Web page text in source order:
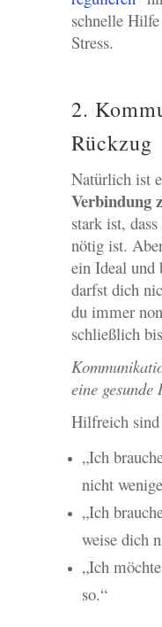
schnelle
Stress.
2.
Rückzug
Natürlich ist
Verbindung
stark ist,
nötig ist.
ein Ideal
darfst dich
du immer
schließlich
eine gesunde
Hilfreich sind
„Ich
nicht
„Ich
weise dich
„Ich
so.“